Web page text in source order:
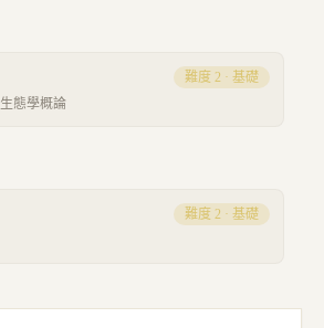
生態學概論
難度 2 · 基礎
難度 2 · 基礎